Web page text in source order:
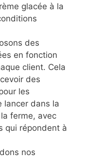
glacée à la
des
en fonction
client. Cela
des
les
lancer dans la
ferme, avec
qui répondent à
nos